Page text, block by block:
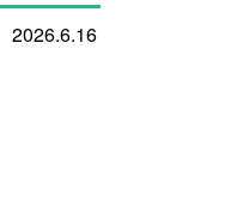
2026.6.16